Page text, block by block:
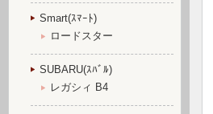
Smart(ｽﾏｰﾄ)
ロードスター
SUBARU(ｽﾊﾞﾙ)
レガシィ B4